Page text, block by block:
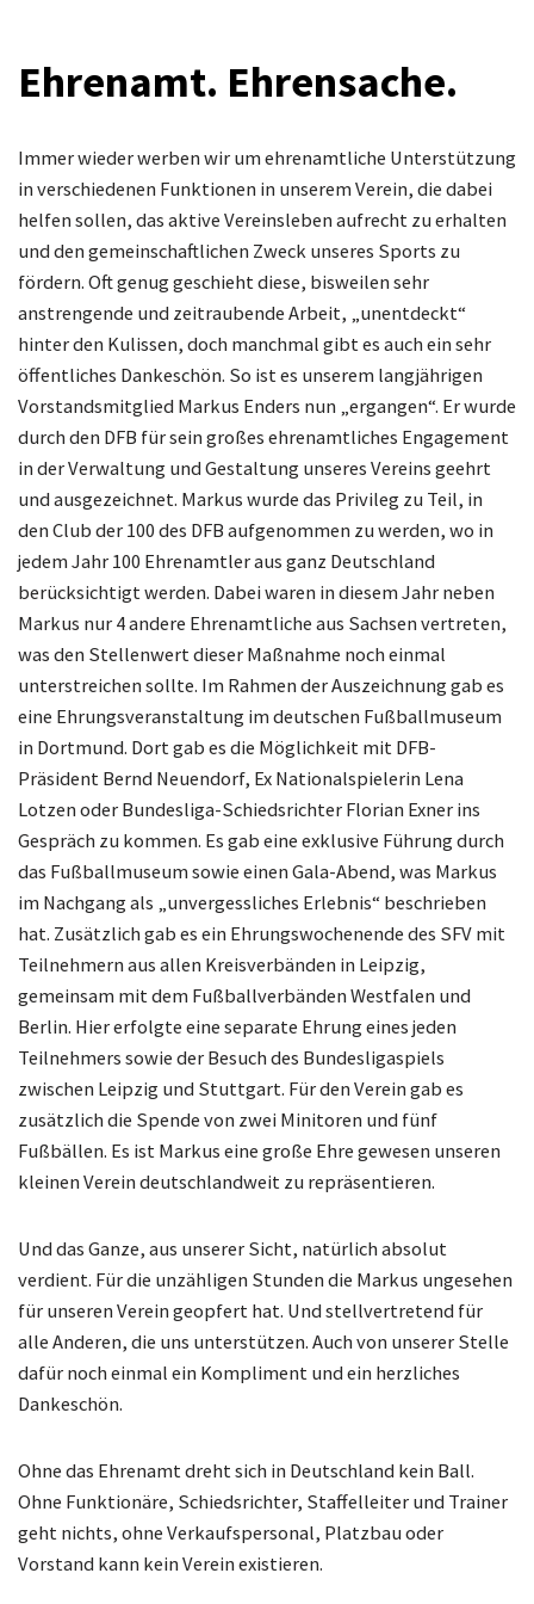
Ehrenamt. Ehrensache.
Immer wieder werben wir um ehrenamtliche Unterstützung
in verschiedenen Funktionen in unserem Verein, die dabei
helfen sollen, das aktive Vereinsleben aufrecht zu erhalten
und den gemeinschaftlichen Zweck unseres Sports zu
fördern. Oft genug geschieht diese, bisweilen sehr
anstrengende und zeitraubende Arbeit, „unentdeckt“
hinter den Kulissen, doch manchmal gibt es auch ein sehr
öffentliches Dankeschön. So ist es unserem langjährigen
Vorstandsmitglied Markus Enders nun „ergangen“. Er wurde
durch den DFB für sein großes ehrenamtliches Engagement
in der Verwaltung und Gestaltung unseres Vereins geehrt
und ausgezeichnet. Markus wurde das Privileg zu Teil, in
den Club der 100 des DFB aufgenommen zu werden, wo in
jedem Jahr 100 Ehrenamtler aus ganz Deutschland
berücksichtigt werden. Dabei waren in diesem Jahr neben
Markus nur 4 andere Ehrenamtliche aus Sachsen vertreten,
was den Stellenwert dieser Maßnahme noch einmal
unterstreichen sollte. Im Rahmen der Auszeichnung gab es
eine Ehrungsveranstaltung im deutschen Fußballmuseum
in Dortmund. Dort gab es die Möglichkeit mit DFB-
Präsident Bernd Neuendorf, Ex Nationalspielerin Lena
Lotzen oder Bundesliga-Schiedsrichter Florian Exner ins
Gespräch zu kommen. Es gab eine exklusive Führung durch
das Fußballmuseum sowie einen Gala-Abend, was Markus
im Nachgang als „unvergessliches Erlebnis“ beschrieben
hat. Zusätzlich gab es ein Ehrungswochenende des SFV mit
Teilnehmern aus allen Kreisverbänden in Leipzig,
gemeinsam mit dem Fußballverbänden Westfalen und
Berlin. Hier erfolgte eine separate Ehrung eines jeden
Teilnehmers sowie der Besuch des Bundesligaspiels
zwischen Leipzig und Stuttgart. Für den Verein gab es
zusätzlich die Spende von zwei Minitoren und fünf
Fußbällen. Es ist Markus eine große Ehre gewesen unseren
kleinen Verein deutschlandweit zu repräsentieren.
Und das Ganze, aus unserer Sicht, natürlich absolut
verdient. Für die unzähligen Stunden die Markus ungesehen
für unseren Verein geopfert hat. Und stellvertretend für
alle Anderen, die uns unterstützen. Auch von unserer Stelle
dafür noch einmal ein Kompliment und ein herzliches
Dankeschön.
Ohne das Ehrenamt dreht sich in Deutschland kein Ball.
Ohne Funktionäre, Schiedsrichter, Staffelleiter und Trainer
geht nichts, ohne Verkaufspersonal, Platzbau oder
Vorstand kann kein Verein existieren.